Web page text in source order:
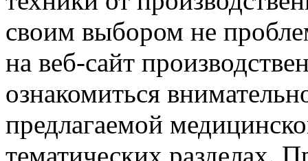
своим выбором не
на веб-сайт
ознакомиться
предлагаемой
тематических разделах.